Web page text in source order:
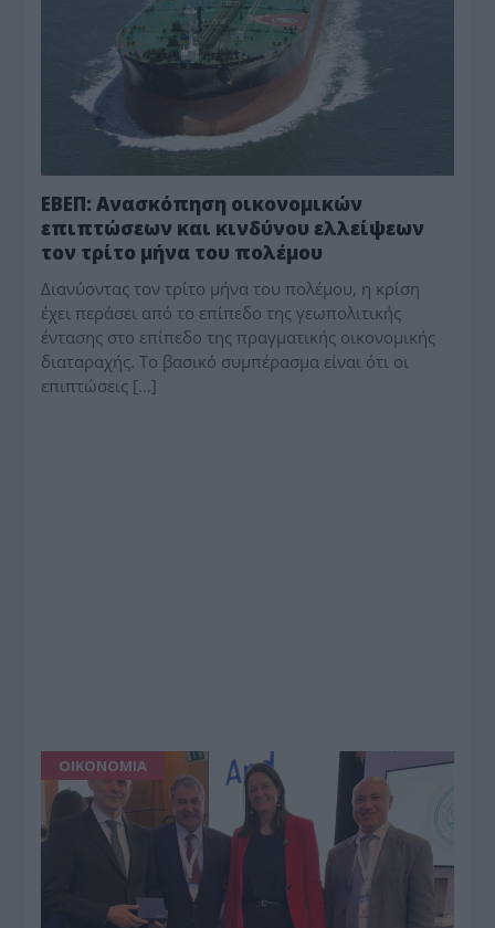
ΕΒΕΠ: Ανασκόπηση οικονομικών
επιπτώσεων και κινδύνου ελλείψεων
τον τρίτο μήνα του πολέμου
Διανύοντας τον τρίτο μήνα του πολέμου, η κρίση
έχει περάσει από το επίπεδο της γεωπολιτικής
έντασης στο επίπεδο της πραγματικής οικονομικής
διαταραχής. Το βασικό συμπέρασμα είναι ότι οι
επιπτώσεις […]
ΟΙΚΟΝΟΜΙΑ